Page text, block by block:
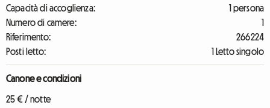
Capacità di accoglienza:
1 persona
Numero di camere:
1
Riferimento:
266224
Posti letto:
1 Letto singolo
Canone e condizioni
25 € / notte